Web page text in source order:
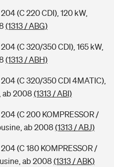
(C 220 CDI), 120 kW,
(1313 / ABG)
(C 320/350 CDI), 165 kW,
(1313 / ABH)
(C 320/350 CDI 4MATIC),
ab 2008 (1313 / ABI)
(C 200 KOMPRESSOR /
ab 2008 (1313 / ABJ)
(C 180 KOMPRESSOR /
ab 2008 (1313 / ABK)